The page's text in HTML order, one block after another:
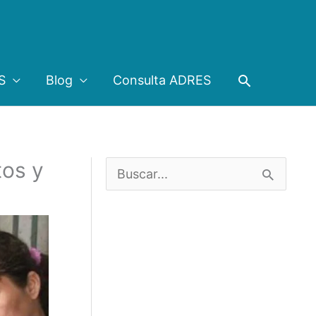
Blog Consulta ADRES Buscar
y
u